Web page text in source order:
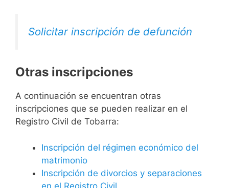
Solicitar inscripción de defunción
Otras inscripciones
A continuación se encuentran otras
inscripciones que se pueden realizar en el
Registro Civil de Tobarra:
Inscripción del régimen económico del
matrimonio
Inscripción de divorcios y separaciones
en el Registro Civil